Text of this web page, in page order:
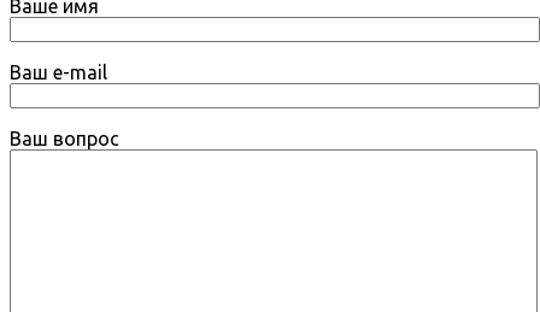
Ваше имя
Ваш e-mail
Ваш вопрос